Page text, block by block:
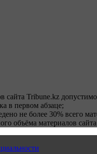
сайта Tribune.kz
в первом абзаце;
не более 30% всего
объёма материалов